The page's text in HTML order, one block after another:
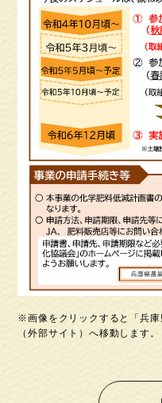
※画像をクリックすると「兵庫
（外部サイト）へ移動します。